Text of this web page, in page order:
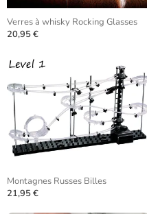
Verres à whisky Rocking Glasses
20,95 €
Montagnes Russes Billes
21,95 €